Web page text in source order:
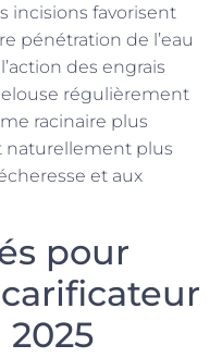
incisions favorisent
pénétration de l’eau
des engrais
régulièrement
racinaire plus
naturellement plus
et aux
pour